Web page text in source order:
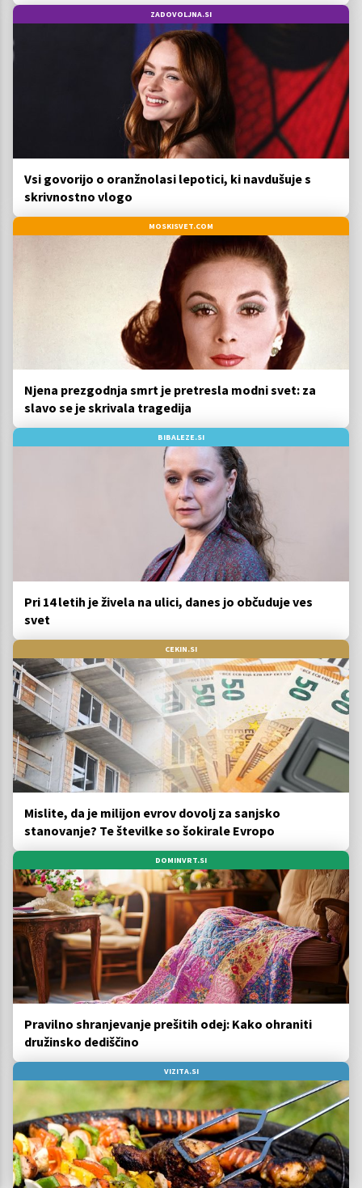
ZADOVOLJNA.SI
Vsi govorijo o oranžnolasi lepotici, ki navdušuje s
skrivnostno vlogo
MOSKISVET.COM
Njena prezgodnja smrt je pretresla modni svet: za
slavo se je skrivala tragedija
BIBALEZE.SI
Pri 14 letih je živela na ulici, danes jo občuduje ves
svet
CEKIN.SI
Mislite, da je milijon evrov dovolj za sanjsko
stanovanje? Te številke so šokirale Evropo
DOMINVRT.SI
Pravilno shranjevanje prešitih odej: Kako ohraniti
družinsko dediščino
VIZITA.SI